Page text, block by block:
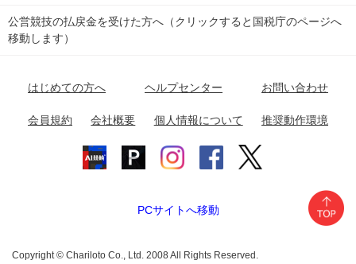
関
東
小田原競輪場
名古屋競輪場 岐阜競輪場 大垣競輪場 豊橋競輪場
富山競輪場 松阪競輪場 四日市競輪場
福井競輪場 奈良競輪場 向日町競輪場
netkeirin
公営競技の払戻金を受けた方へ（クリックすると国税庁のページへ
移動します）
はじめての方へ ヘルプセンター お問い合わせ
会員規約 会社概要 個人情報について 推奨動作環境
PCサイトへ移動
Copyright © Chariloto Co., Ltd. 2008 All Rights Reserved.